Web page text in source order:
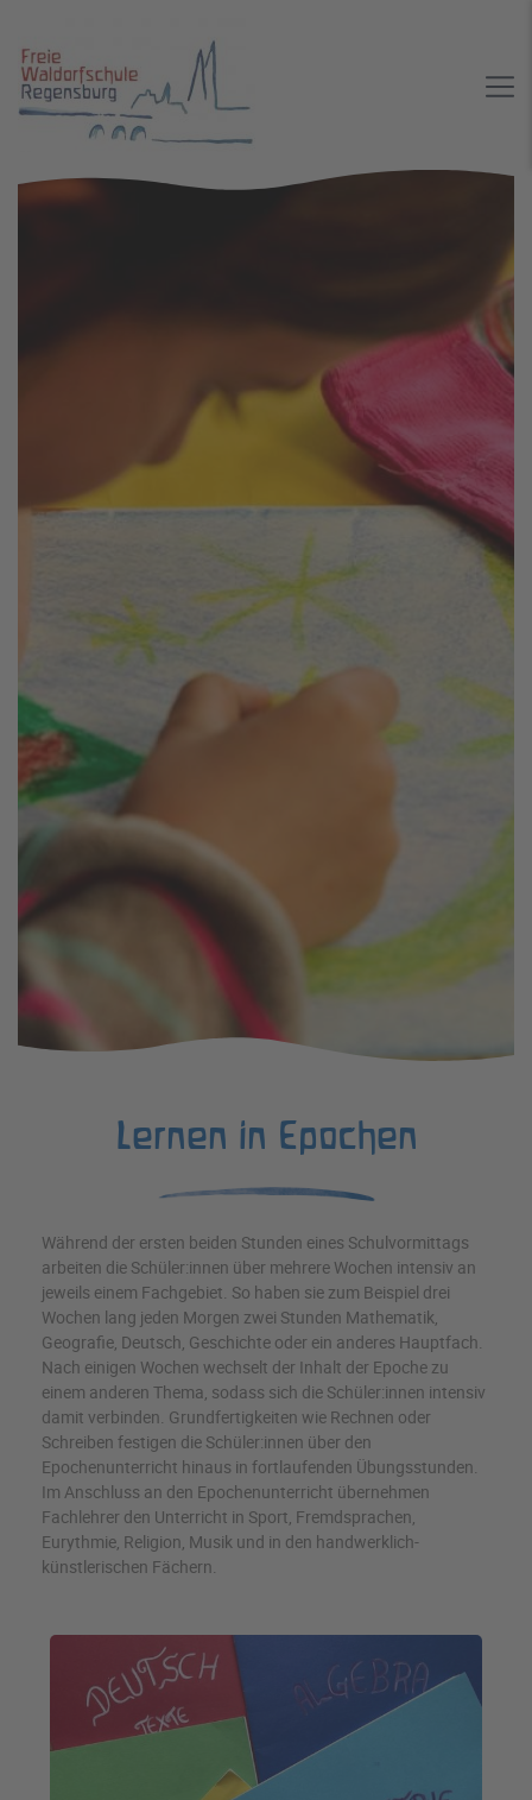
Lernen in Epochen
Während der ersten beiden Stunden eines Schulvormittags
arbeiten die Schüler:innen über mehrere Wochen intensiv an
jeweils einem Fachgebiet. So haben sie zum Beispiel drei
Wochen lang jeden Morgen zwei Stunden Mathematik,
Geografie, Deutsch, Geschichte oder ein anderes Hauptfach.
Nach einigen Wochen wechselt der Inhalt der Epoche zu
einem anderen Thema, sodass sich die Schüler:innen intensiv
damit verbinden. Grundfertigkeiten wie Rechnen oder
Schreiben festigen die Schüler:innen über den
Epochenunterricht hinaus in fortlaufenden Übungsstunden.
Im Anschluss an den Epochenunterricht übernehmen
Fachlehrer den Unterricht in Sport, Fremdsprachen,
Eurythmie, Religion, Musik und in den handwerklich-
künstlerischen Fächern.